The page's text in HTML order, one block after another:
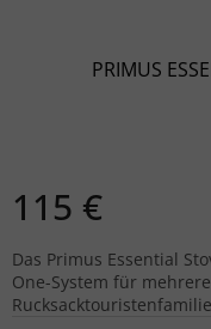
PRIMUS
115 €
Das Primus Essential
One-System für